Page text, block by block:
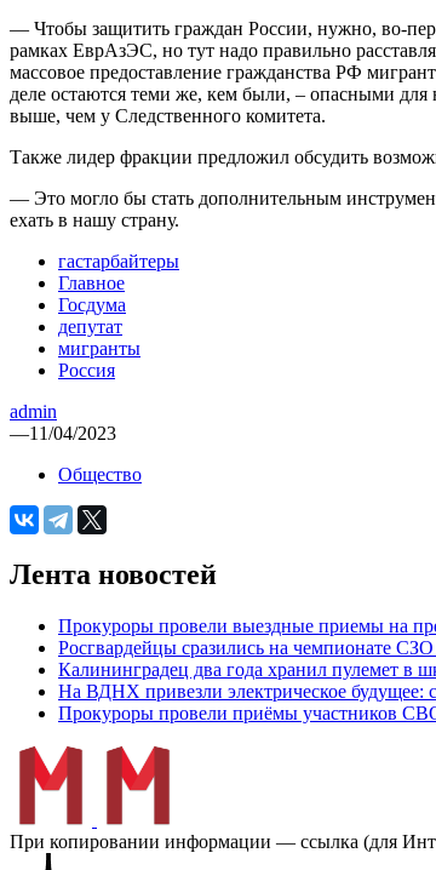
— Чтобы защитить граждан России, нужно, во-
рамках ЕврАзЭС, но тут надо правильно
массовое предоставление гражданства РФ
деле остаются теми же, кем были, – опасными
выше, чем у Следственного комитета.
Также лидер фракции предложил обсудить
— Это могло бы стать дополнительным
ехать в нашу страну.
гастарбайтеры
Главное
Госдума
депутат
мигранты
Россия
admin
—11/04/2023
Общество
Лента новостей
Прокуроры провели выездные приемы на
Росгвардейцы сразились на чемпионате
Калининградец два года хранил пулемет в
На ВДНХ привезли электрическое будущее:
Прокуроры провели приёмы участников
При копировании информации — ссылка (для